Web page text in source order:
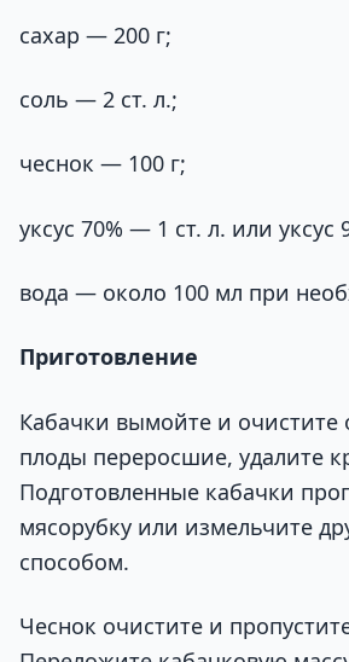
сахар — 200 г;
соль — 2 ст. л.;
чеснок — 100 г;
уксус 70% — 1 ст. л. или уксус
вода — около 100 мл при
Приготовление
Кабачки вымойте и очистите
плоды переросшие, удалите
Подготовленные кабачки
мясорубку или измельчите
способом.
Чеснок очистите и